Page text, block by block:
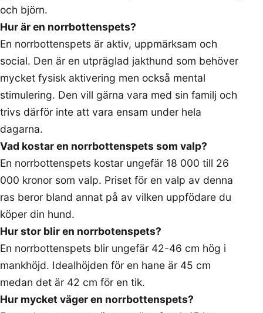
och björn.
Hur är en norrbottenspets?
En norrbottenspets är aktiv, uppmärksam och
social. Den är en utpräglad jakthund som behöver
mycket fysisk aktivering men också mental
stimulering. Den vill gärna vara med sin familj och
trivs därför inte att vara ensam under hela
dagarna.
Vad kostar en norrbottenspets som valp?
En norrbottenspets kostar ungefär 18 000 till 26
000 kronor som valp. Priset för en valp av denna
ras beror bland annat på av vilken uppfödare du
köper din hund.
Hur stor blir en norrbotenspets?
En norrbottenspets blir ungefär 42-46 cm hög i
mankhöjd. Idealhöjden för en hane är 45 cm
medan det är 42 cm för en tik.
Hur mycket väger en norrbottenspets?